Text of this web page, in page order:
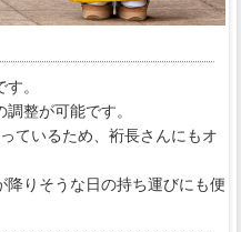
。
整が可能です。
ているため、裄長さんにもオ
りそうな日の持ち運びにも便